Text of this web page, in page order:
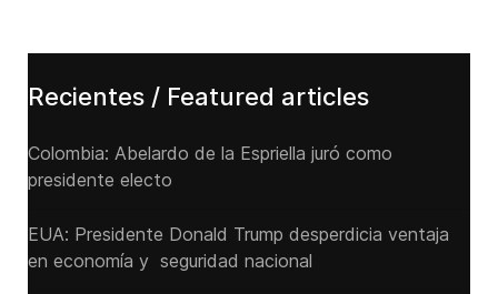
Recientes / Featured articles
Colombia: Abelardo de la Espriella juró como
presidente electo
EUA: Presidente Donald Trump desperdicia ventaja
en economía y seguridad nacional